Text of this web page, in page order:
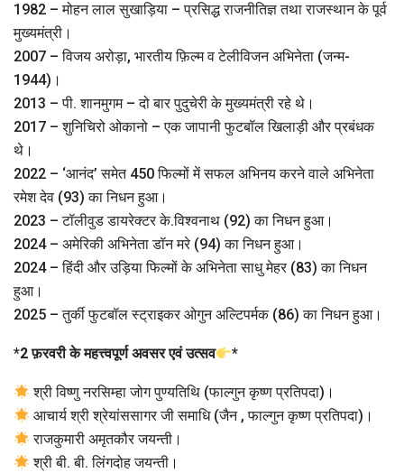
1982 – मोहन लाल सुखाड़िया – प्रसिद्ध राजनीतिज्ञ तथा राजस्थान के पूर्व
मुख्यमंत्री।
2007 – विजय अरोड़ा, भारतीय फ़िल्म व टेलीविजन अभिनेता (जन्म-
1944)।
2013 – पी. शानमुगम – दो बार पुदुचेरी के मुख्यमंत्री रहे थे।
2017 – शुनिचिरो ओकानो – एक जापानी फुटबॉल खिलाड़ी और प्रबंधक
थे।
2022 – ‘आनंद’ समेत 450 फिल्मों में सफल अभिनय करने वाले अभिनेता
रमेश देव (93) का निधन हुआ।
2023 – टॉलीवुड डायरेक्टर के.विश्वनाथ (92) का निधन हुआ।
2024 – अमेरिकी अभिनेता डॉन मरे (94) का निधन हुआ।
2024 – हिंदी और उड़िया फिल्मों के अभिनेता साधु मेहर (83) का निधन
हुआ।
2025 – तुर्की फुटबॉल स्ट्राइकर ओगुन अल्टिपर्मक (86) का निधन हुआ।
*2 फ़रवरी के महत्त्वपूर्ण अवसर एवं उत्सव *
श्री विष्णु नरसिम्हा जोग पुण्यतिथि (फाल्गुन कृष्ण प्रतिपदा)।
आचार्य श्री श्रेयांससागर जी समाधि (जैन , फाल्गुन कृष्ण प्रतिपदा)।
राजकुमारी अमृतकौर जयन्ती।
श्री बी. बी. लिंगदोह जयन्ती।